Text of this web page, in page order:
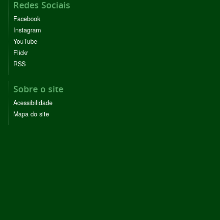
Redes Sociais
Facebook
Instagram
YouTube
Flickr
RSS
Sobre o site
Acessibilidade
Mapa do site